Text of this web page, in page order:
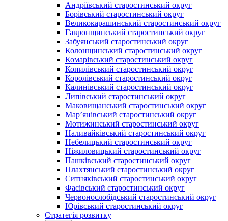
Андріївський старостинський округ
Борівський старостинський округ
Великокарашинський старостинський округ
Гавронщинський старостинський округ
Забуянський старостинський округ
Колонщинський старостинський округ
Комарівський старостинський округ
Копилівський старостинський округ
Королівський старостинський округ
Калинівський старостинський округ
Липівський старостинський округ
Маковищанський старостинський округ
Мар’янівський старостинський округ
Мотижинський старостинський округ
Наливайківський старостинський округ
Небелицький старостинський округ
Ніжиловицький старостинський округ
Пашківський старостинський округ
Плахтянський старостинський округ
Ситняківський старостинський округ
Фасівський старостинський округ
Червонослобідський старостинський округ
Юрівський старостинський округ
Стратегія розвитку